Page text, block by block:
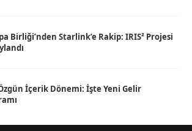
Birliği’nden Starlink’e Rakip: IRIS² Projesi
İçerik Dönemi: İşte Yeni Gelir